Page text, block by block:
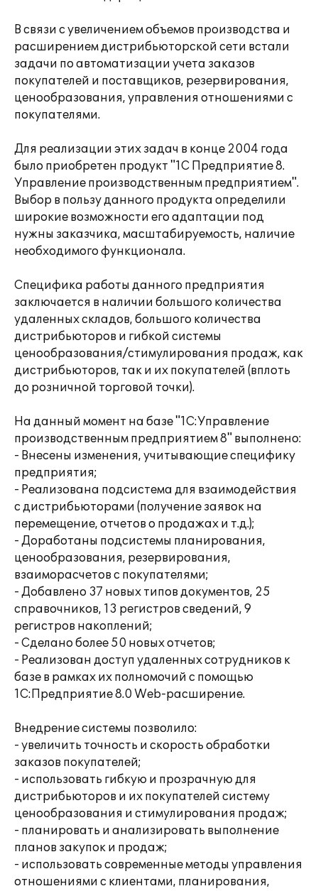
В связи с увеличением объемов производства и
расширением дистрибьюторской сети встали
задачи по автоматизации учета заказов
покупателей и поставщиков, резервирования,
ценообразования, управления отношениями с
покупателями.
Для реализации этих задач в конце 2004 года
было приобретен продукт "1С Предприятие 8.
Управление производственным предприятием".
Выбор в пользу данного продукта определили
широкие возможности его адаптации под
нужны заказчика, масштабируемость, наличие
необходимого функционала.
Специфика работы данного предприятия
заключается в наличии большого количества
удаленных складов, большого количества
дистрибьюторов и гибкой системы
ценообразования/стимулирования продаж, как
дистрибьюторов, так и их покупателей (вплоть
до розничной торговой точки).
На данный момент на базе "1С:Управление
производственным предприятием 8" выполнено:
- Внесены изменения, учитывающие специфику
предприятия;
- Реализована подсистема для взаимодействия
с дистрибьюторами (получение заявок на
перемещение, отчетов о продажах и т.д.);
- Доработаны подсистемы планирования,
ценообразования, резервирования,
взаиморасчетов с покупателями;
- Добавлено 37 новых типов документов, 25
справочников, 13 регистров сведений, 9
регистров накоплений;
- Сделано более 50 новых отчетов;
- Реализован доступ удаленных сотрудников к
базе в рамках их полномочий с помощью
1С:Предприятие 8.0 Web-расширение.
Внедрение системы позволило:
- увеличить точность и скорость обработки
заказов покупателей;
- использовать гибкую и прозрачную для
дистрибьюторов и их покупателей систему
ценообразования и стимулирования продаж;
- планировать и анализировать выполнение
планов закупок и продаж;
- использовать современные методы управления
отношениями с клиентами, планирования,